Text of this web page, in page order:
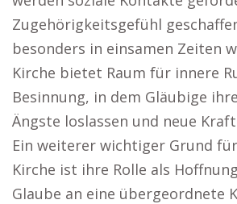
Zugehörigkeitsgefühl
besonders in einsamen Zeiten
Kirche bietet Raum für innere
Besinnung, in dem Gläubige
Ängste loslassen und neue
Ein weiterer wichtiger Grund
Kirche ist ihre Rolle als
Glaube an eine übergeordnete